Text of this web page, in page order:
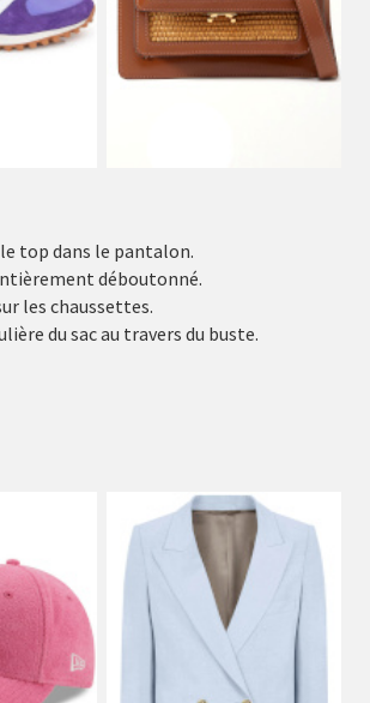
top dans le pantalon.
déboutonné.
les chaussettes.
du sac au travers du buste.